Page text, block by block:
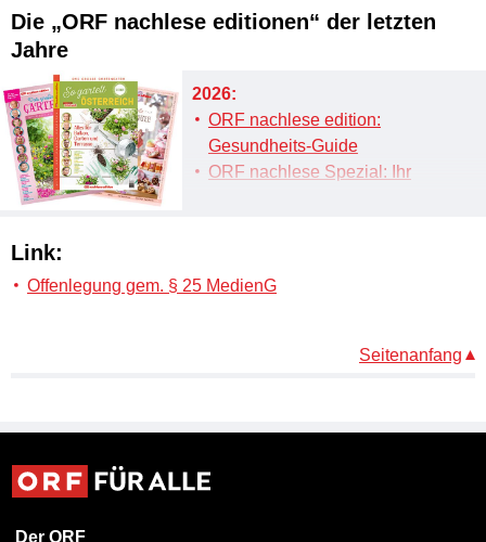
Die „ORF nachlese editionen“ der letzten
Jahre
2026:
ORF nachlese edition:
Gesundheits-Guide
ORF nachlese Spezial: Ihr
ORF nachlese edition:
ORF nachlese edition:
ORF nachlese edition:
ORF nachlese Spezial: Ihr
Link:
Offenlegung gem. § 25 MedienG
Seitenanfang
Der ORF